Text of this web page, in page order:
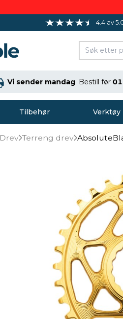
4.4 av
Vi sender mandag Bestill før
Tilbehør Verktøy
Drev Terreng drev